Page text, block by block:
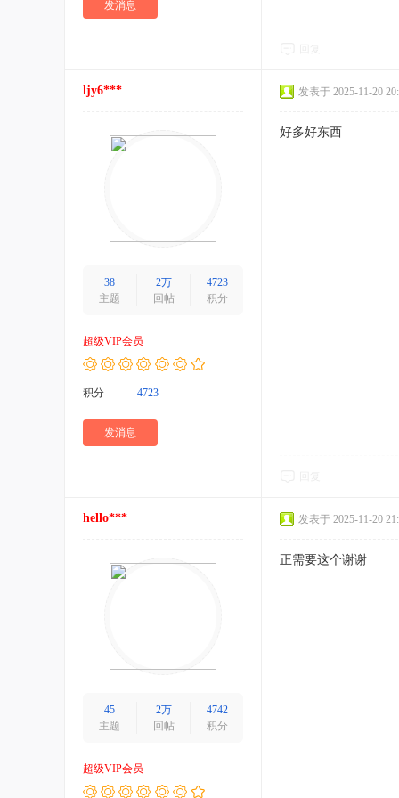
发消息
ljy6***
38
主题
2万
回帖
4723
积分
超级VIP会员
积分 4723
发消息
发表于 2025-11-20
好多好东西
hello***
45
主题
2万
回帖
4742
积分
超级VIP会员
发表于 2025-11-20
正需要这个谢谢